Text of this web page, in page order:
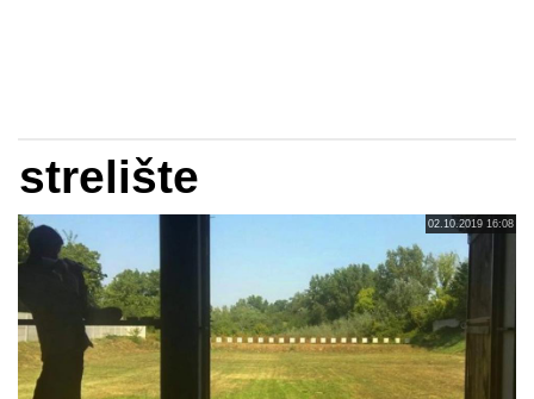
strelište
02.10.2019 16:08